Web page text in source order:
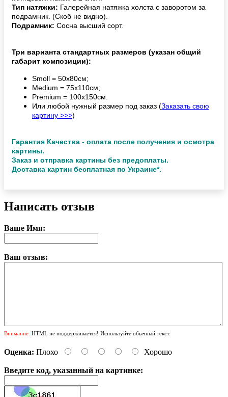
Тип натяжки: Галерейная натяжка холста с заворотом за
подрамник. (Скоб не видно).
Подрамник: Сосна высший сорт.
Три варианта стандартных размеров (указан общий
габарит композиции):
Smoll = 50х80см;
Medium = 75х110см;
Premium = 100х150см.
Или любой нужный размер под заказ (Заказать свою
картину >>>)
Гарантия Качества - оплата после получения и осмотра
картины.
Заказ и отправка картины без предоплаты.
Доставка картин бесплатная по Украине*.
Написать отзыв
Ваше Имя:
Ваш отзыв:
Внимание: HTML не поддерживается! Используйте обычный текст.
Оценка: Плохо Хорошо
Введите код, указанный на картинке: